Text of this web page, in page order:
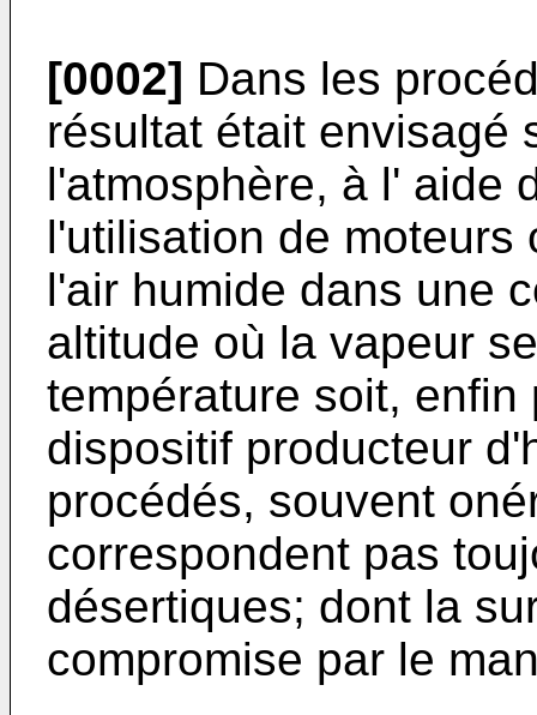
[0002] Dans les
résultat était envisagé
l'atmosphère, à l' aide
l'utilisation de moteurs
l'air humide dans une
altitude où la vapeur
température soit,
dispositif producteur
procédés, souvent
correspondent pas
désertiques; dont la
compromise par le